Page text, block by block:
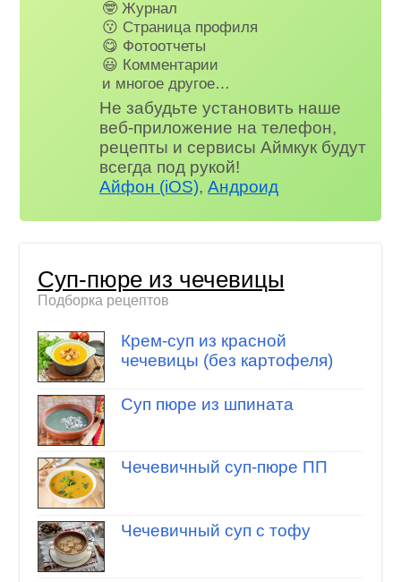
🤓 Журнал
😗 Страница профиля
😋 Фотоотчеты
😃 Комментарии
и многое другое…
Не забудьте установить наше
веб-приложение на телефон,
рецепты и сервисы Аймкук будут
всегда под рукой!
Айфон (iOS),Андроид
Суп-пюре из чечевицы
Подборка рецептов
Крем-суп из красной
чечевицы (без картофеля)
Суп пюре из шпината
Чечевичный суп-пюре ПП
Чечевичный суп с тофу